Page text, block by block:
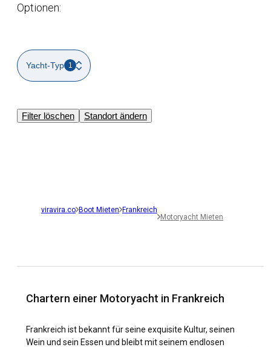
Optionen:
Yacht-Typ 1
Filter löschen Standort ändern
viravira.co Boot Mieten Frankreich
Motoryacht Mieten
Chartern einer Motoryacht in Frankreich
Frankreich ist bekannt für seine exquisite Kultur, seinen
Wein und sein Essen und bleibt mit seinem endlosen